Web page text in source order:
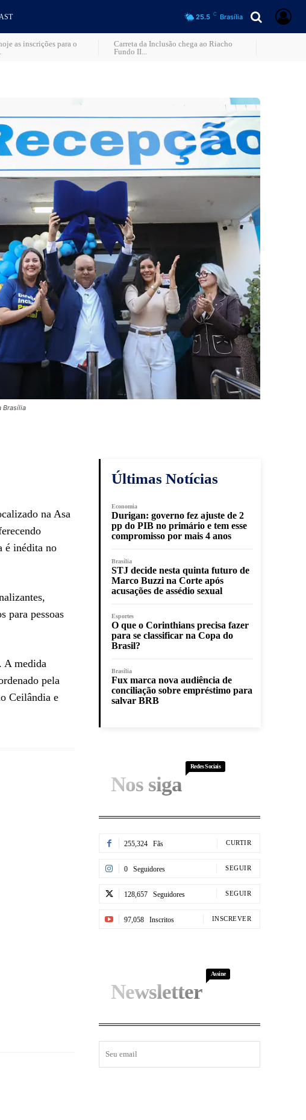
25.5 C Brasília
as inscrições para o
Carreta da Inclusão chega ao Riacho
Fundo II...
Brasília
na Asa
é inédita no
para pessoas
A medida
pela
Ceilândia e
Últimas Notícias
Economia
Durigan: governo fez ajuste de 2
pp do PIB no primário e tem esse
compromisso por mais 4 anos
Brasília
STJ decide nesta quinta futuro de
Marco Buzzi na Corte após
acusações de assédio sexual
Esportes
O que o Corinthians precisa fazer
para se classificar na Copa do
Brasil?
Brasília
Fux marca nova audiência de
conciliação sobre empréstimo para
salvar BRB
Nos siga
Redes Sociais
255,324 Fãs CURTIR
0 Seguidores SEGUIR
128,657 Seguidores SEGUIR
97,058 Inscritos INSCREVER
Newsletter
Assine